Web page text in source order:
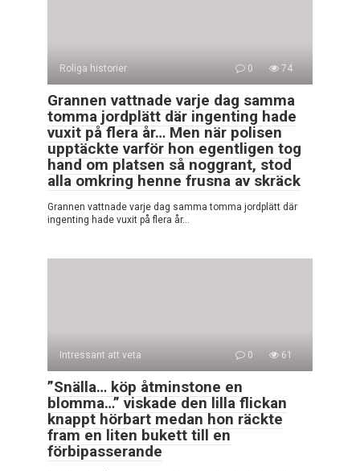
Roliga historier 0 74
Grannen vattnade varje dag samma
tomma jordplätt där ingenting hade
vuxit på flera år… Men när polisen
upptäckte varför hon egentligen tog
hand om platsen så noggrant, stod
alla omkring henne frusna av skräck
Grannen vattnade varje dag samma tomma jordplätt där
ingenting hade vuxit på flera år…
Intressant att veta 0 61
”Snälla… köp åtminstone en
blomma…” viskade den lilla flickan
knappt hörbart medan hon räckte
fram en liten bukett till en
förbipasserande